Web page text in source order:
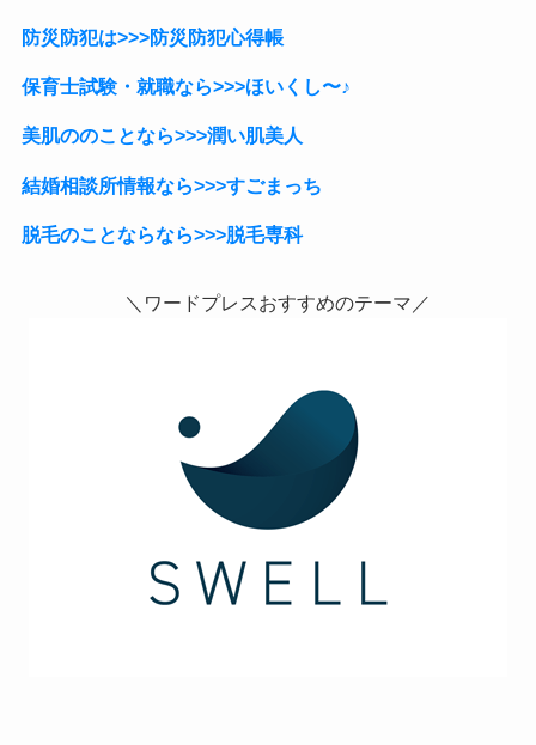
防災防犯は>>>防災防犯心得帳
保育士試験・就職なら>>>ほいくし〜♪
美肌ののことなら>>>潤い肌美人
結婚相談所情報なら>>>すごまっち
脱毛のことならなら>>>脱毛専科
＼ワードプレスおすすめのテーマ／